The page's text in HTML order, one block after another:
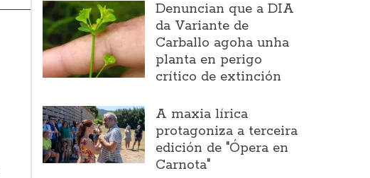
Denuncian que a DIA
da Variante de
Carballo agoha unha
planta en perigo
crítico de extinción
A maxia lírica
protagoniza a terceira
edición de "Ópera en
Carnota"